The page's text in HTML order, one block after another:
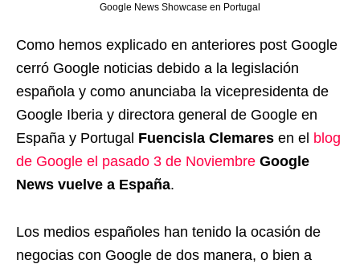
Google News Showcase en Portugal
Como hemos explicado en anteriores post Google
cerró Google noticias debido a la legislación
española y como anunciaba la vicepresidenta de
Google Iberia y directora general de Google en
España y Portugal Fuencisla Clemares en el blog
de Google el pasado 3 de Noviembre Google
News vuelve a España.
Los medios españoles han tenido la ocasión de
negocias con Google de dos manera, o bien a